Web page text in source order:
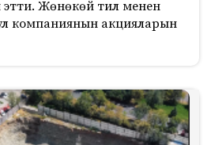
Жөнөкөй тил менен
компаниянын акцияларын